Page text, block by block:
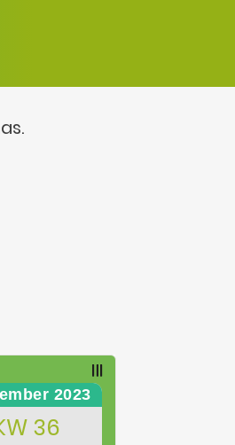
2023
36